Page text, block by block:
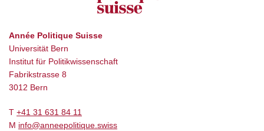
Année Politique Suisse
Universität Bern
Institut für Politikwissenschaft
Fabrikstrasse 8
3012 Bern
T +41 31 631 84 11
M info@anneepolitique.swiss